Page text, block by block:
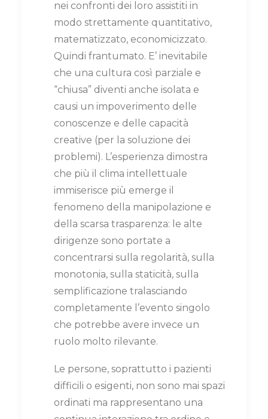
nei confronti dei loro assistiti in
modo strettamente quantitativo,
matematizzato, economicizzato.
Quindi frantumato. E’ inevitabile
che una cultura così parziale e
“chiusa” diventi anche isolata e
causi un impoverimento delle
conoscenze e delle capacità
creative (per la soluzione dei
problemi). L’esperienza dimostra
che più il clima intellettuale
immiserisce più emerge il
fenomeno della manipolazione e
della scarsa trasparenza: le alte
dirigenze sono portate a
concentrarsi sulla regolarità, sulla
monotonia, sulla staticità, sulla
semplificazione tralasciando
completamente l’evento singolo
che potrebbe avere invece un
ruolo molto rilevante.
Le persone, soprattutto i pazienti
difficili o esigenti, non sono mai spazi
ordinati ma rappresentano una